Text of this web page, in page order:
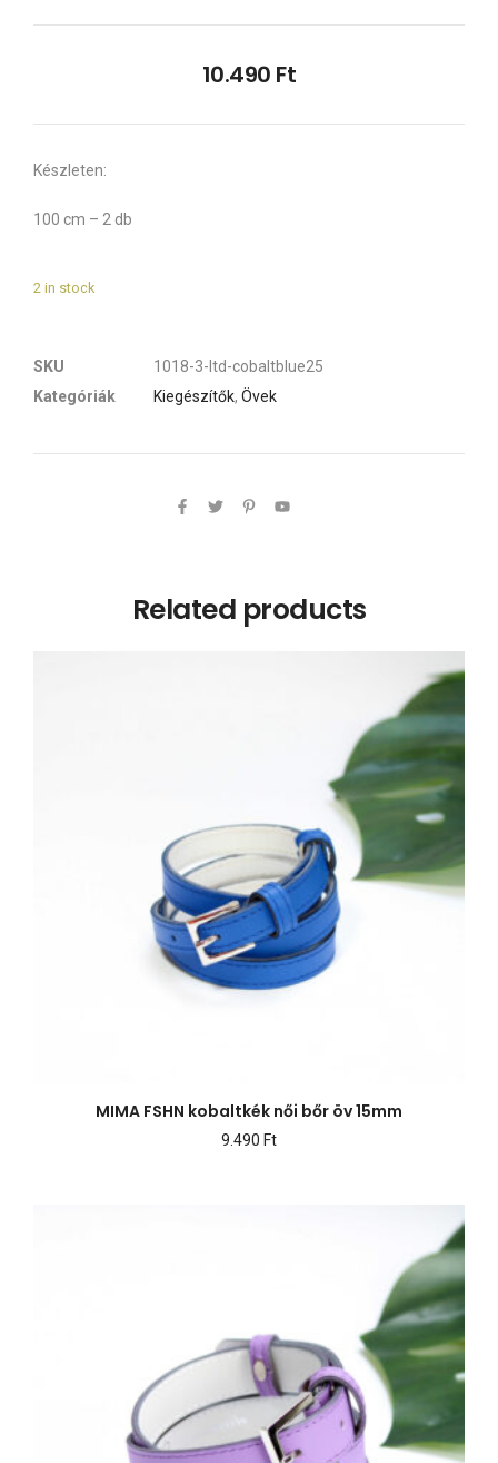
10.490 Ft
Készleten:
100 cm – 2 db
2 in stock
SKU
1018-3-ltd-cobaltblue25
Kategóriák
Kiegészítők, Övek
Related products
MIMA FSHN kobaltkék női bőr öv 15mm
9.490 Ft